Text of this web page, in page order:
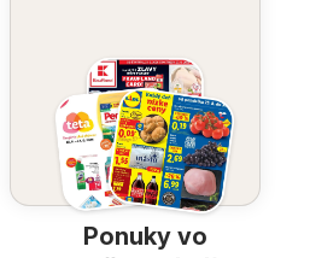
Ponuky vo